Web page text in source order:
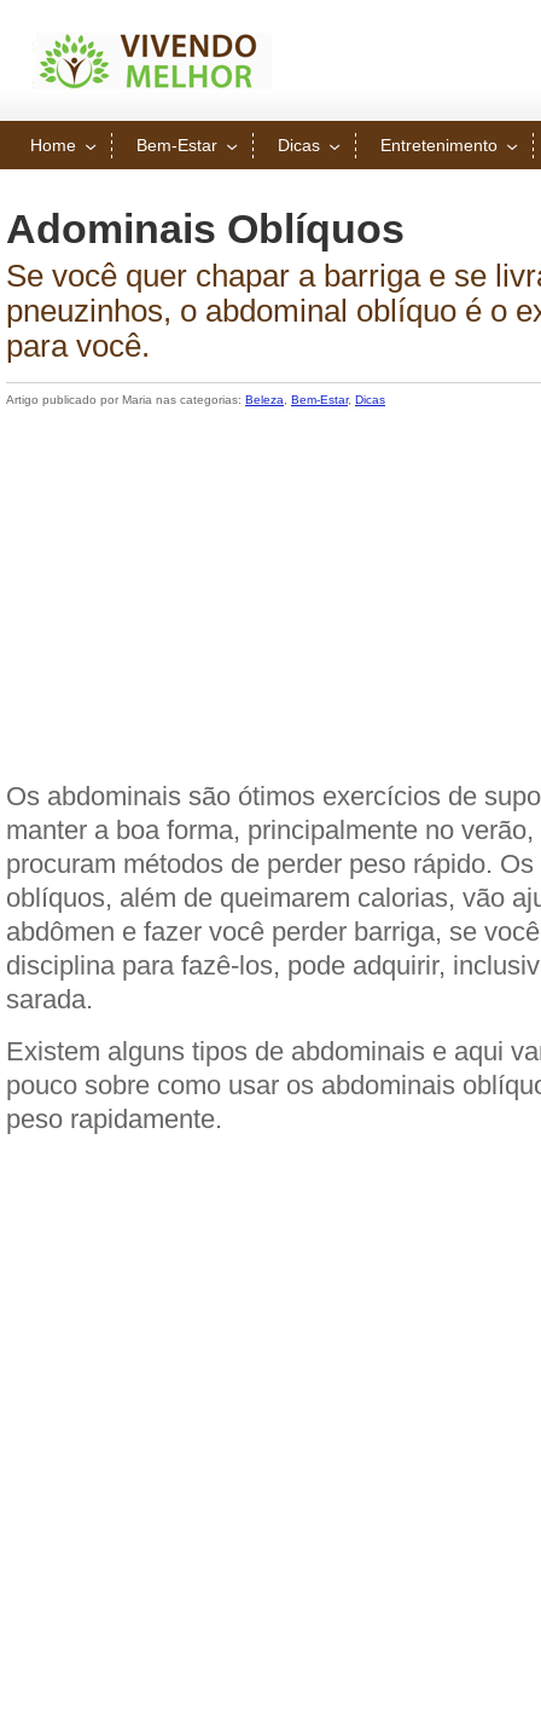
Home Bem-Estar Dicas Entretenimento
Adominais Oblíquos
Se você quer chapar a barriga e se
pneuzinhos, o abdominal oblíquo é o
para você.
Artigo publicado por Maria nas categorias: Beleza Bem-Estar, Dicas
Os abdominais são ótimos exercícios de
manter a boa forma, principalmente no
procuram métodos de perder peso rápido.
oblíquos, além de queimarem calorias, vão
abdômen e fazer você perder barriga, se
disciplina para fazê-los, pode adquirir,
sarada.
Existem alguns tipos de abdominais e aqui
pouco sobre como usar os abdominais
peso rapidamente.